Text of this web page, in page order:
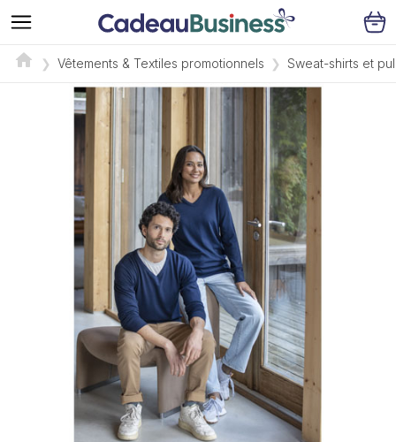
Vêtements & Textiles promotionnels Sweat-shirts et